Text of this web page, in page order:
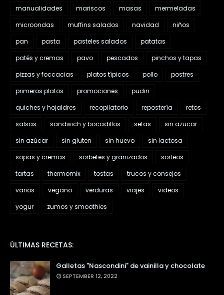
manualidades
mariscos masas
mermeladas
microondas
muffins salados navidad
niños
pan
pasta pasteles salados
patatas
patés y cremas
pavo pescados
pinchos y tapas
pizzas y foccacias
platos típicos pollo
postres
primeros platos
promociones
pudin
quiches y hojaldres
recopilatorio repostería
retos
salsas
sandwich y bocadillos setas
sin azucar
sin azúcar
sin gluten sin huevo
sin lactosa
sopas y cremas
sorbetes y granizados
sorteos
tartas
thermomix tostas
trucos y consejos
varios
vegano verduras viajes
videos
yogur
zumos y smoothies
ÚLTIMAS RECETAS:
Galletas "Nascondini" de vainilla y chocolate
SEPTEMBER 12, 2022